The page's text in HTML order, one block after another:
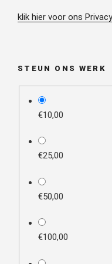
klik hier voor ons
STEUN ONS WERK
plan_select
€10,00
€25,00
€50,00
€100,00